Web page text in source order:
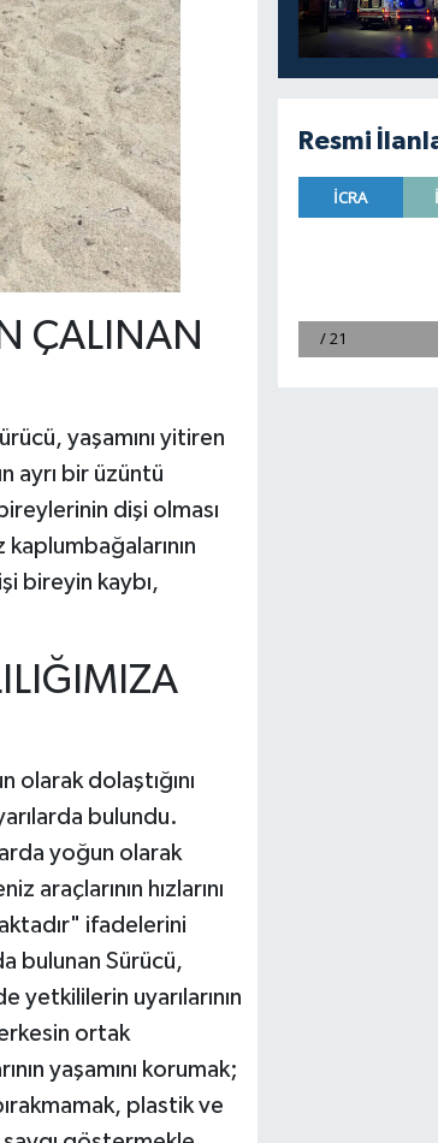
ÇALINAN
yaşamını yitiren
ayrı bir üzüntü
dişi olması
bireyin kaybı,
olarak dolaştığını
bulundu.
yoğun olarak
araçlarının hızlarını
ifadelerini
bulunan Sürücü,
yetkililerin uyarılarının
ortak
yaşamını korumak;
plastik ve
Resmi